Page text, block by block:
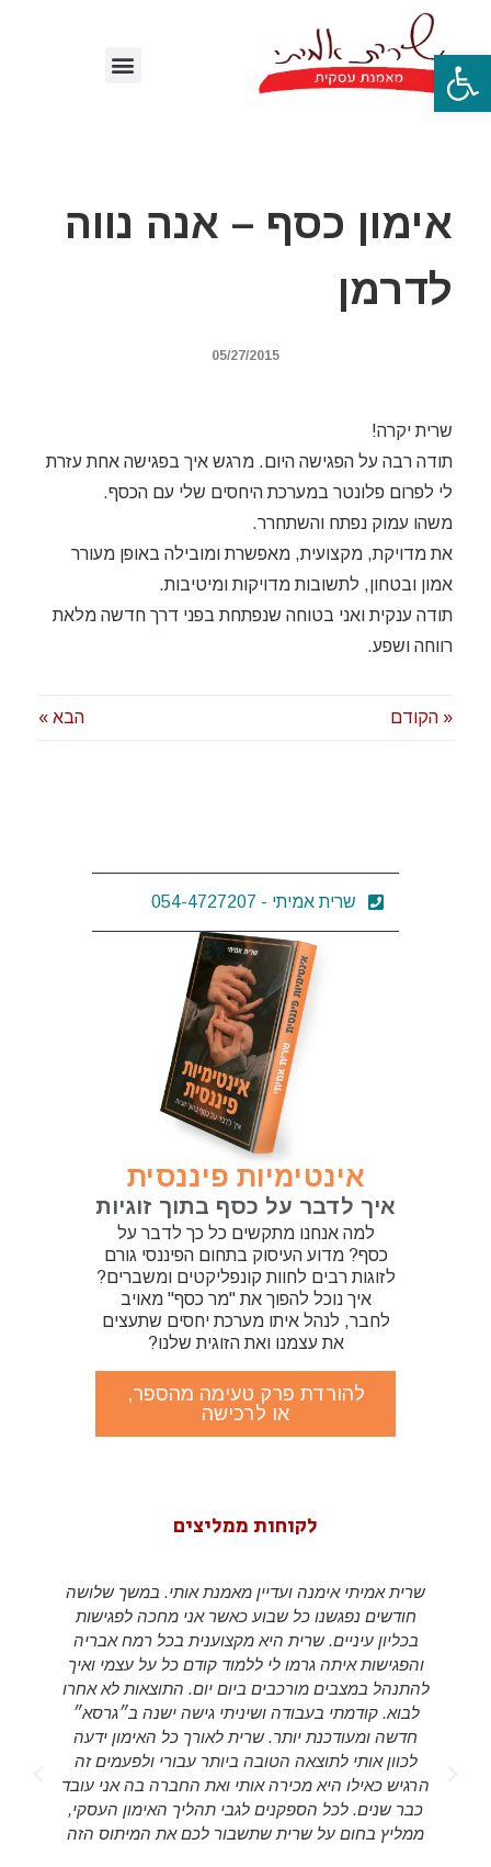
פתח סרגל נגישות
אימון כסף – אנה נווה
לדרמן
05/27/2015
שרית יקרה!
תודה רבה על הפגישה היום. מרגש איך בפגישה אחת עזרת
לי לפרום פלונטר במערכת היחסים שלי עם הכסף.
משהו עמוק נפתח והשתחרר.
את מדויקת, מקצועית, מאפשרת ומובילה באופן מעורר
אמון ובטחון, לתשובות מדויקות ומיטיבות.
תודה ענקית ואני בטוחה שנפתחת בפני דרך חדשה מלאת
רווחה ושפע.
« הקודם הבא »
שרית אמיתי - 054-4727207
אינטימיות פיננסית
איך לדבר על כסף בתוך זוגיות
למה אנחנו מתקשים כל כך לדבר על
כסף? מדוע העיסוק בתחום הפיננסי גורם
לזוגות רבים לחוות קונפליקטים ומשברים?
איך נוכל להפוך את "מר כסף" מאויב
לחבר, לנהל איתו מערכת יחסים שתעצים
את עצמנו ואת הזוגית שלנו?
להורדת פרק טעימה מהספר,
או לרכישה
לקוחות ממליצים
שרית אמיתי אימנה ועדיין מאמנת אותי. במשך שלושה
חודשים נפגשנו כל שבוע כאשר אני מחכה לפגישות
בכליון עיניים. שרית היא מקצוענית בכל רמח אבריה
והפגישות איתה גרמו לי ללמוד קודם כל על עצמי ואיך
להתנהל במצבים מורכבים ביום יום. התוצאות לא אחרו
לבוא. קודמתי בעבודה ושיניתי גישה ישנה ב״גרסא״
חדשה ומעודכנת יותר. שרית לאורך כל האימון ידעה
לכוון אותי לתוצאה הטובה ביותר עבורי ולפעמים זה
הרגיש כאילו היא מכירה אותי ואת החברה בה אני עובד
כבר שנים. לכל הספקנים לגבי תהליך האימון העסקי,
ממליץ בחום על שרית שתשבור לכם את המיתוס הזה